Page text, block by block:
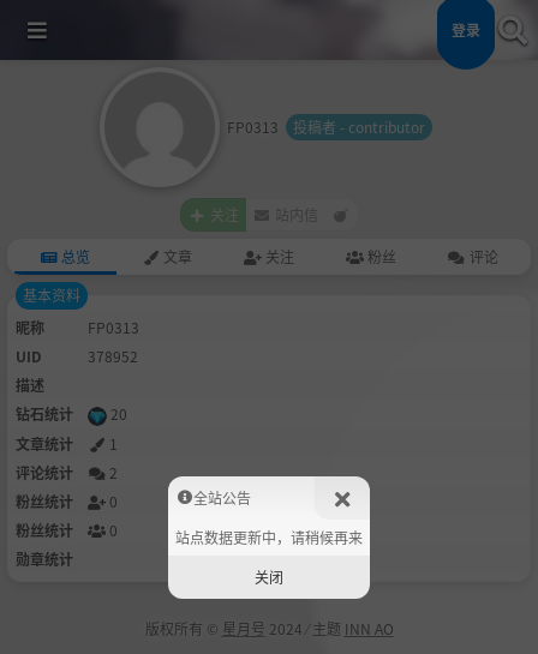
登录
FP0313 投稿者 - contributor
关注 站内信
总览 文章 关注 粉丝
评论
基本资料
昵称
FP0313
UID
378952
描述
钻石统计
20
文章统计
1
评论统计
2
粉丝统计
0
粉丝统计
0
勋章统计
版权所有 © 星月号 2024 ⁄ 主题 INN AO
全站公告
站点数据更新中，请稍候再来
关闭